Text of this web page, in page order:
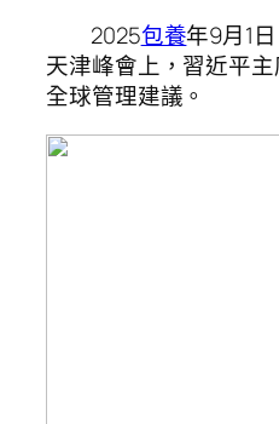
2025包養年9月1
天津峰會上，習近平
全球管理建議。